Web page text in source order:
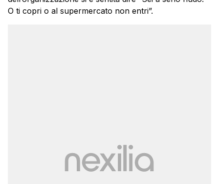
O ti copri o al supermercato non entri”.